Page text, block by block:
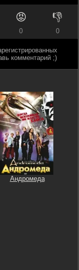
😡
0
👎
0
комментарий ;)
Андромеда